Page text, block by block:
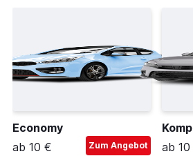
Economy
ab 10 €
Zum Angebot
ab